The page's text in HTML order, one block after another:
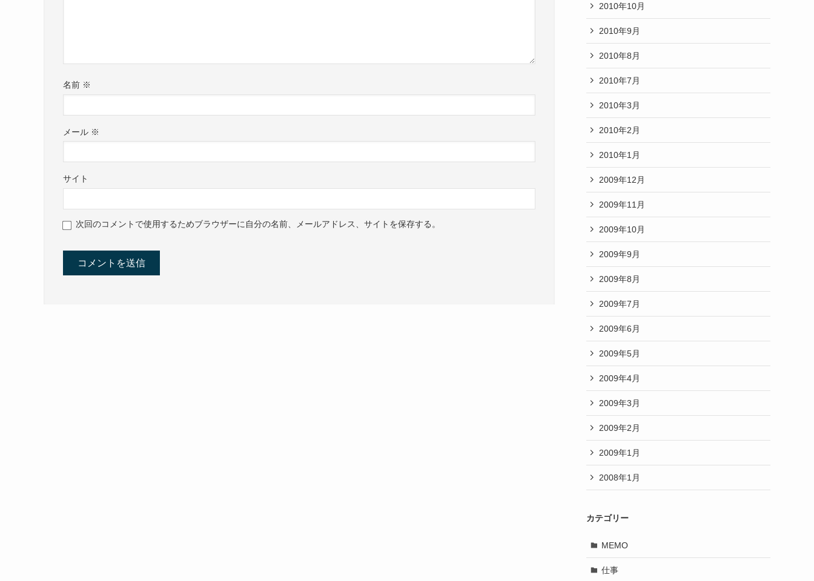
名前 ※
メール ※
サイト
次回のコメントで使用するためブラウザーに自分の名前、メールアドレス、サイトを保存する。
2010年10月
2010年9月
2010年8月
2010年7月
2010年3月
2010年2月
2010年1月
2009年12月
2009年11月
2009年10月
2009年9月
2009年8月
2009年7月
2009年6月
2009年5月
2009年4月
2009年3月
2009年2月
2009年1月
2008年1月
カテゴリー
MEMO
仕事